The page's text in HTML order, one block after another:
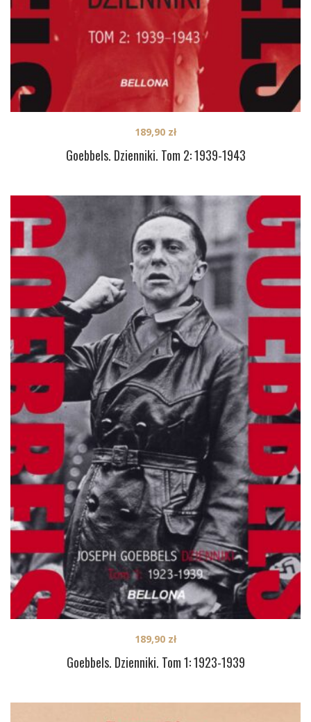
Goebbels. Dzienniki. Tom 2: 1939-1943
189,90 zł
Goebbels. Dzienniki. Tom 1: 1923-1939
189,90 zł